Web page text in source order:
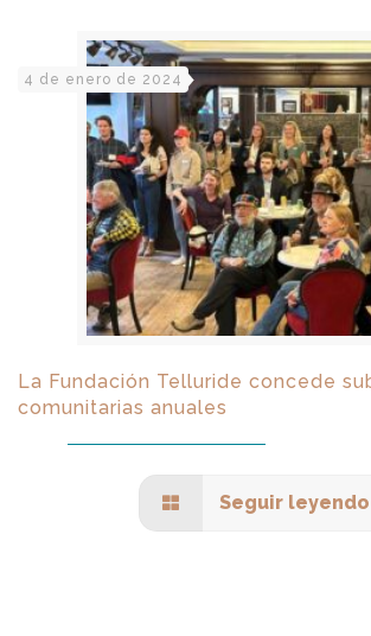
4 de enero de 2024
La Fundación Telluride concede
comunitarias anuales
Seguir leyendo